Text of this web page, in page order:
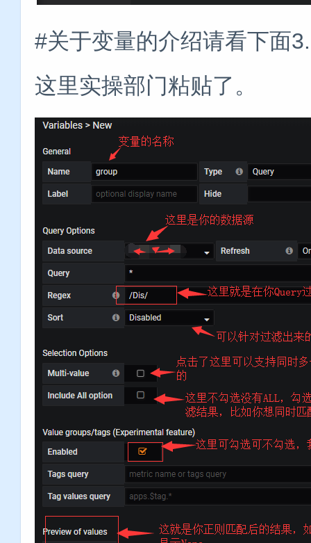
#关于变量的介绍请看下面
这里实操部门粘贴了。